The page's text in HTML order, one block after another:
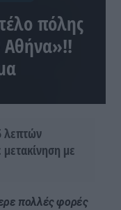
πόλης
λεπτών
με
πολλές φορές